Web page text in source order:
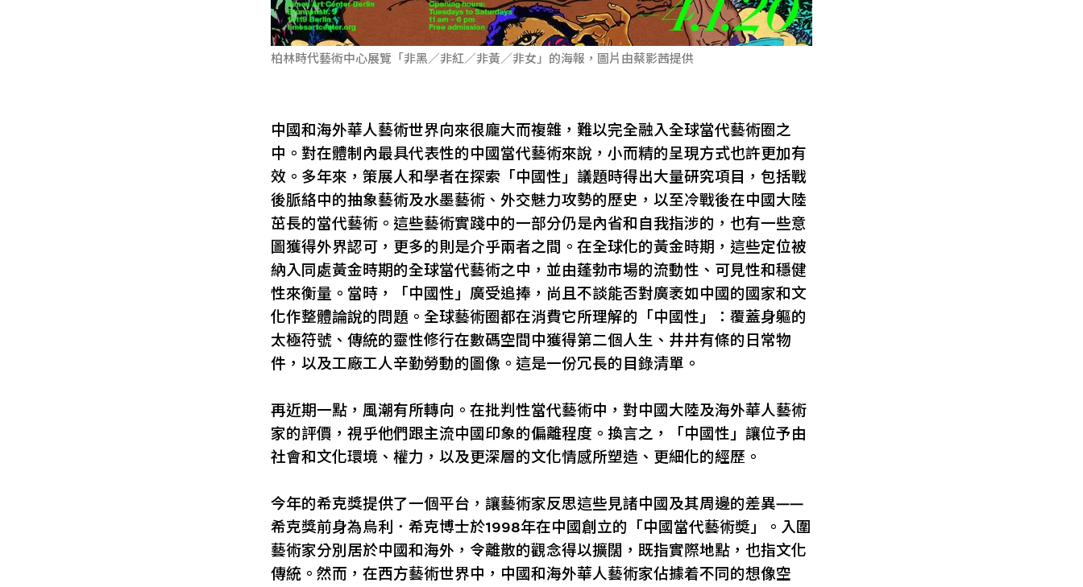
柏林時代藝術中心展覽「非黑／非紅／非黃／非女」的海報，圖片由蔡影茜提供
中國和海外華人藝術世界向來很龐大而複雜，難以完全融入全球當代藝術圈之
中。對在體制內最具代表性的中國當代藝術來說，小而精的呈現方式也許更加有
效。多年來，策展人和學者在探索「中國性」議題時得出大量研究項目，包括戰
後脈絡中的抽象藝術及水墨藝術、外交魅力攻勢的歷史，以至冷戰後在中國大陸
茁長的當代藝術。這些藝術實踐中的一部分仍是內省和自我指涉的，也有一些意
圖獲得外界認可，更多的則是介乎兩者之間。在全球化的黃金時期，這些定位被
納入同處黃金時期的全球當代藝術之中，並由蓬勃市場的流動性、可見性和穩健
性來衡量。當時，「中國性」廣受追捧，尚且不談能否對廣袤如中國的國家和文
化作整體論說的問題。全球藝術圈都在消費它所理解的「中國性」：覆蓋身軀的
太極符號、傳統的靈性修行在數碼空間中獲得第二個人生、井井有條的日常物
件，以及工廠工人辛勤勞動的圖像。這是一份冗長的目錄清單。
再近期一點，風潮有所轉向。在批判性當代藝術中，對中國大陸及海外華人藝術
家的評價，視乎他們跟主流中國印象的偏離程度。換言之，「中國性」讓位予由
社會和文化環境、權力，以及更深層的文化情感所塑造、更細化的經歷。
今年的希克獎提供了一個平台，讓藝術家反思這些見諸中國及其周邊的差異——
希克獎前身為烏利．希克博士於1998年在中國創立的「中國當代藝術奬」。入圍
藝術家分別居於中國和海外，令離散的觀念得以擴闊，既指實際地點，也指文化
傳統。然而，在西方藝術世界中，中國和海外華人藝術家佔據着不同的想像空